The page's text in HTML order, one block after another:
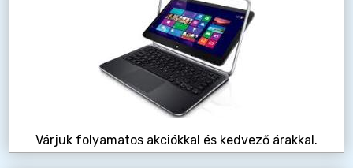
Várjuk folyamatos akciókkal és kedvező árakkal.